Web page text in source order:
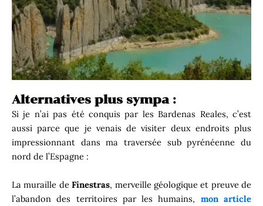
Alternatives plus sympa :
Si je n’ai pas été conquis par les Bardenas Reales, c’est
aussi parce que je venais de visiter deux endroits plus
impressionnant dans ma traversée sub pyrénéenne du
nord de l’Espagne :
La muraille deFinestras, merveille géologique et preuve de
l’abandon des territoires par les humains, mon article